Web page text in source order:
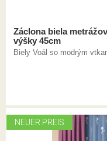
Záclona biela
výšky 45cm
Biely Voál so modrým
NEUER PREIS